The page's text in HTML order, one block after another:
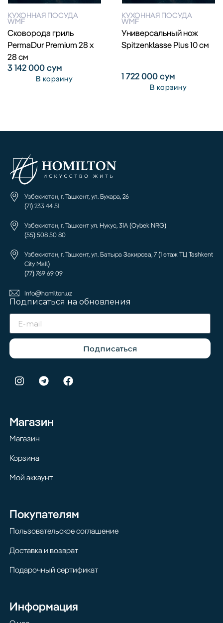
КУХОННАЯ ПОСУДА
WMF
Сковорода гриль
PermaDur Premium 28 x
28 см
3 142 000сум
В корзину
КУХОННАЯ ПОСУДА
WMF
Универсальный нож
Spitzenklasse Plus 10 см
1 722 000сум
В корзину
Узбекистан, г. Ташкент, ул. Бухара, 26
(71) 233 44 51
Узбекистан, г. Ташкент ул. Нукус, 31А (Oybek NRG)
(55) 508 50 80
Узбекистан, г. Ташкент, ул. Батыра Закирова, 7 (1 этаж ТЦ Tashkent
City Mall)
(77) 769 69 09
Info@homilton.uz
Подписаться на обновления
Подписаться
Магазин
Магазин
Корзина
Мой аккаунт
Покупателям
Пользовательское соглашение
Доставка и возврат
Подарочный сертификат
Информация